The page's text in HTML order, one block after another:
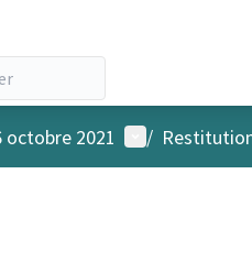
octobre 2021 Menu
/